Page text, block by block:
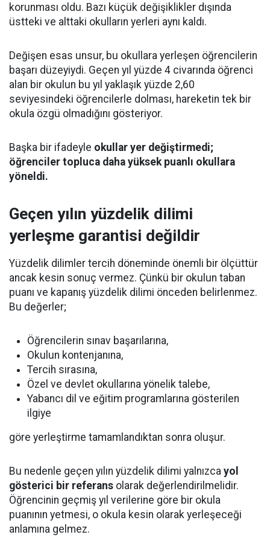
korunması oldu. Bazı küçük değişiklikler dışında
üstteki ve alttaki okulların yerleri aynı kaldı.
Değişen esas unsur, bu okullara yerleşen öğrencilerin
başarı düzeyiydi. Geçen yıl yüzde 4 civarında öğrenci
alan bir okulun bu yıl yaklaşık yüzde 2,60
seviyesindeki öğrencilerle dolması, hareketin tek bir
okula özgü olmadığını gösteriyor.
Başka bir ifadeyle okullar yer değiştirmedi;
öğrenciler topluca daha yüksek puanlı okullara
yöneldi.
Geçen yılın yüzdelik dilimi
yerleşme garantisi değildir
Yüzdelik dilimler tercih döneminde önemli bir ölçüttür
ancak kesin sonuç vermez. Çünkü bir okulun taban
puanı ve kapanış yüzdelik dilimi önceden belirlenmez.
Bu değerler;
Öğrencilerin sınav başarılarına,
Okulun kontenjanına,
Tercih sırasına,
Özel ve devlet okullarına yönelik talebe,
Yabancı dil ve eğitim programlarına gösterilen
ilgiye
göre yerleştirme tamamlandıktan sonra oluşur.
Bu nedenle geçen yılın yüzdelik dilimi yalnızca yol
gösterici bir referans olarak değerlendirilmelidir.
Öğrencinin geçmiş yıl verilerine göre bir okula
puanının yetmesi, o okula kesin olarak yerleşeceği
anlamına gelmez.